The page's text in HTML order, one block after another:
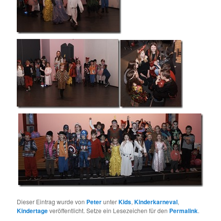
Dieser Eintrag wurde von PeterunterKids,Kinderkarneval,
Kindertageveröffentlicht. Setze ein Lesezeichen für den Permalink.